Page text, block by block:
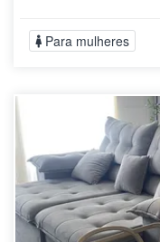
Para mulheres